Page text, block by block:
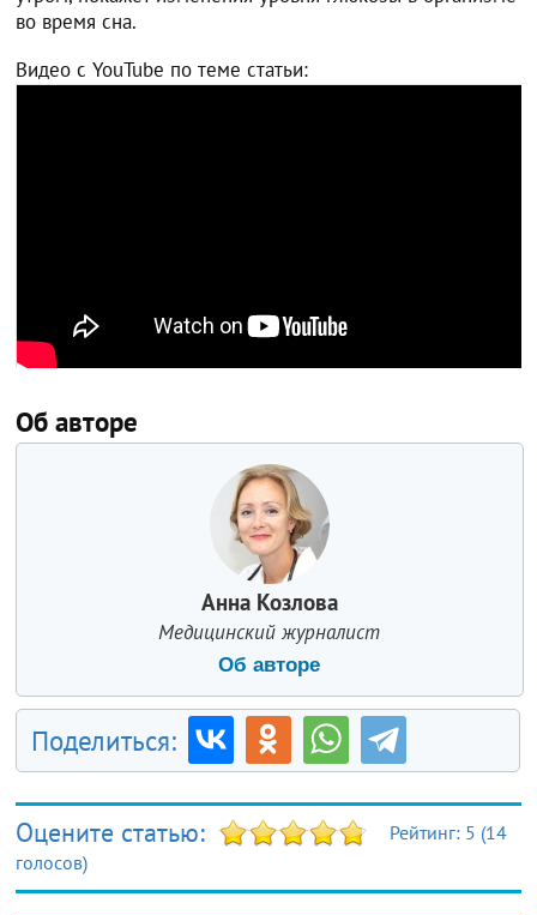
во время сна.
Видео с YouTube по теме статьи:
Об авторе
Анна Козлова
Медицинский журналист
Об авторе
Поделиться:
Оцените статью: Рейтинг: 5 (14
голосов)